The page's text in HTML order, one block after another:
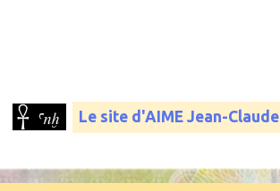
Le site d'AIME Jean-Claude